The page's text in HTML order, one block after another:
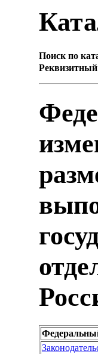
Поиск по